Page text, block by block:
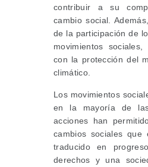
contribuir a su
cambio social.
de la participación de
movimientos
con la protección del
climático.
Los movimientos
en la mayoría de
acciones han
cambios sociales que
traducido en
derechos y una